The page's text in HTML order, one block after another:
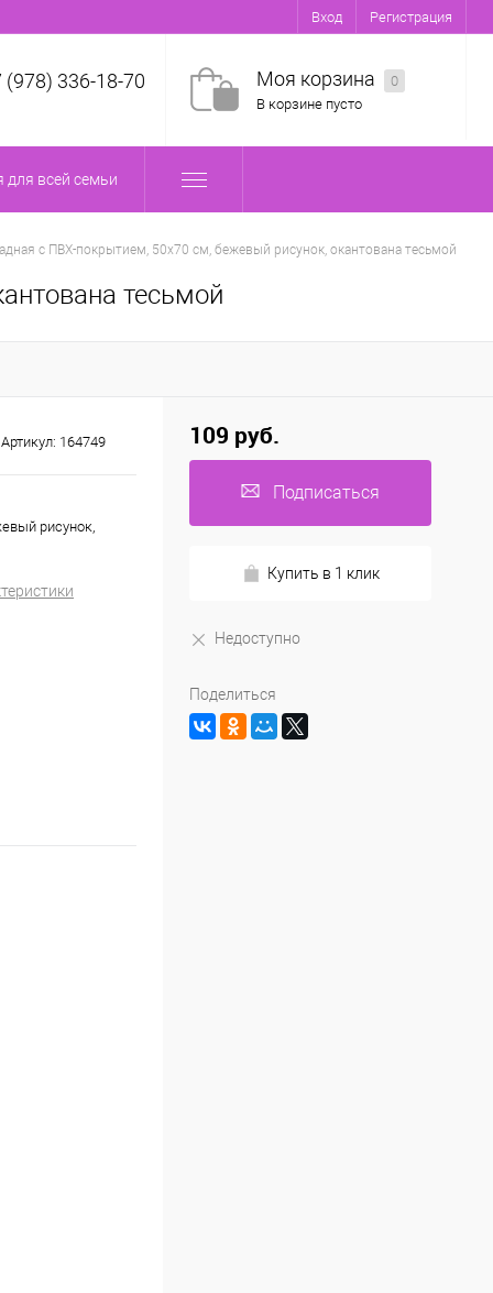
Вход Регистрация
(978) 336-18-70 Моя корзина
0
В корзине пусто
для всей семьи
с ПВХ-покрытием, 50x70 см, бежевый рисунок, окантована тесьмой
тесьмой
Артикул: 164749
рисунок,
109 руб.
Подписаться
Купить в 1 клик
Недоступно
Поделиться